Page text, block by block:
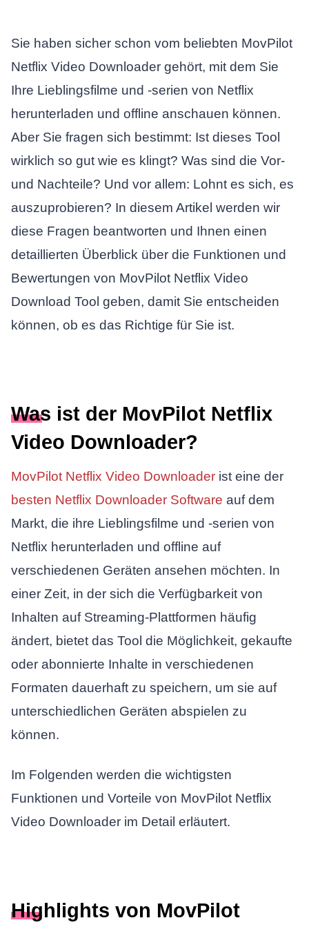
Sie haben sicher schon vom beliebten MovPilot
Netflix Video Downloader gehört, mit dem Sie
Ihre Lieblingsfilme und -serien von Netflix
herunterladen und offline anschauen können.
Aber Sie fragen sich bestimmt: Ist dieses Tool
wirklich so gut wie es klingt? Was sind die Vor-
und Nachteile? Und vor allem: Lohnt es sich, es
auszuprobieren? In diesem Artikel werden wir
diese Fragen beantworten und Ihnen einen
detaillierten Überblick über die Funktionen und
Bewertungen von MovPilot Netflix Video
Download Tool geben, damit Sie entscheiden
können, ob es das Richtige für Sie ist.
Was ist der MovPilot Netflix
Video Downloader?
MovPilot Netflix Video Downloaderist eine der
besten Netflix Downloader Software auf dem
Markt, die ihre Lieblingsfilme und -serien von
Netflix herunterladen und offline auf
verschiedenen Geräten ansehen möchten. In
einer Zeit, in der sich die Verfügbarkeit von
Inhalten auf Streaming-Plattformen häufig
ändert, bietet das Tool die Möglichkeit, gekaufte
oder abonnierte Inhalte in verschiedenen
Formaten dauerhaft zu speichern, um sie auf
unterschiedlichen Geräten abspielen zu
können.
Im Folgenden werden die wichtigsten
Funktionen und Vorteile von MovPilot Netflix
Video Downloader im Detail erläutert.
Highlights von MovPilot